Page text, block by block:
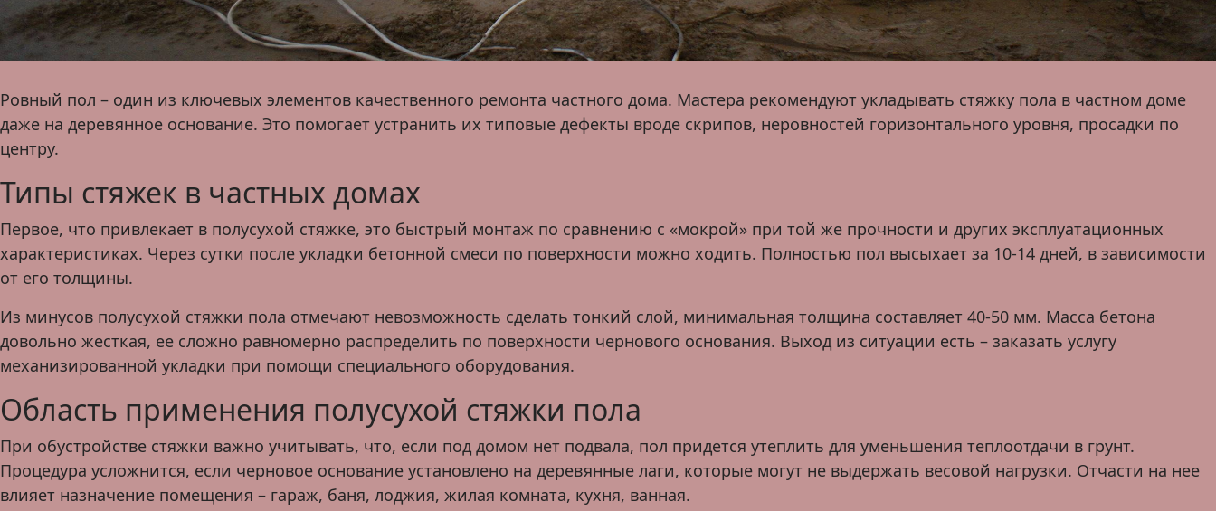
Ровный пол – один из ключевых элементов качественного ремонта частного дома. Мастера рекомендуют укладывать стяжку пола в частном доме
даже на деревянное основание. Это помогает устранить их типовые дефекты вроде скрипов, неровностей горизонтального уровня, просадки по
центру.
Типы стяжек в частных домах
Первое, что привлекает в полусухой стяжке, это быстрый монтаж по сравнению с «мокрой» при той же прочности и других эксплуатационных
характеристиках. Через сутки после укладки бетонной смеси по поверхности можно ходить. Полностью пол высыхает за 10-14 дней, в зависимости
от его толщины.
Из минусов полусухой стяжки пола отмечают невозможность сделать тонкий слой, минимальная толщина составляет 40-50 мм. Масса бетона
довольно жесткая, ее сложно равномерно распределить по поверхности чернового основания. Выход из ситуации есть – заказать услугу
механизированной укладки при помощи специального оборудования.
Область применения полусухой стяжки пола
При обустройстве стяжки важно учитывать, что, если под домом нет подвала, пол придется утеплить для уменьшения теплоотдачи в грунт.
Процедура усложнится, если черновое основание установлено на деревянные лаги, которые могут не выдержать весовой нагрузки. Отчасти на нее
влияет назначение помещения – гараж, баня, лоджия, жилая комната, кухня, ванная.